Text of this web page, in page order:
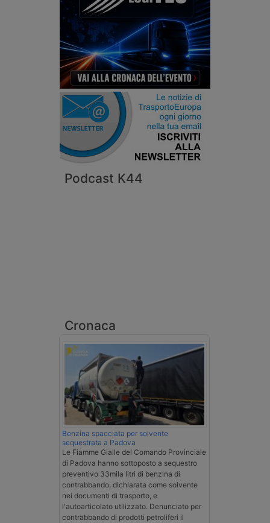
Podcast K44
Cronaca
Benzina spacciata per solvente
sequestrata a Padova
Le Fiamme Gialle del Comando Provinciale
di Padova hanno sottoposto a sequestro
preventivo 33mila litri di benzina di
contrabbando, dichiarata come solvente
nei documenti di trasporto, e
l'autoarticolato utilizzato. Denunciato per
contrabbando di prodotti petroliferi il